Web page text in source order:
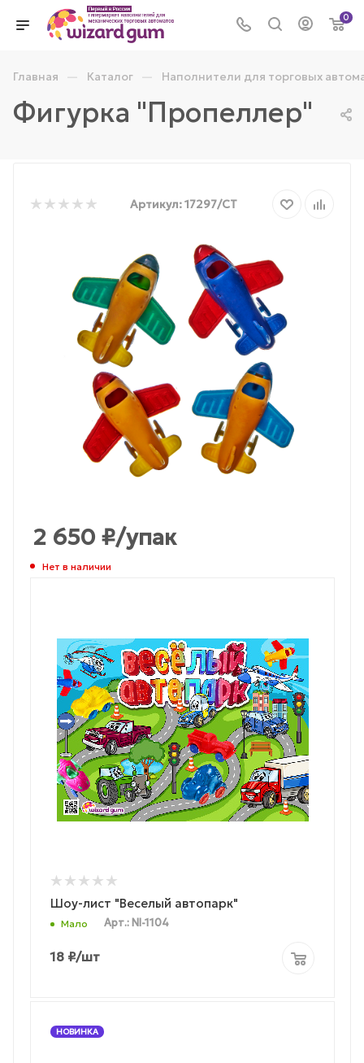
0
Главная — Каталог — Наполнители для торговых
Фигурка "Пропеллер"
Артикул:17297/СТ
2 650 ₽/упак
Нет в наличии
Шоу-лист "Веселый автопарк"
Мало Арт.: NI-1104
18 ₽/шт
НОВИНКА